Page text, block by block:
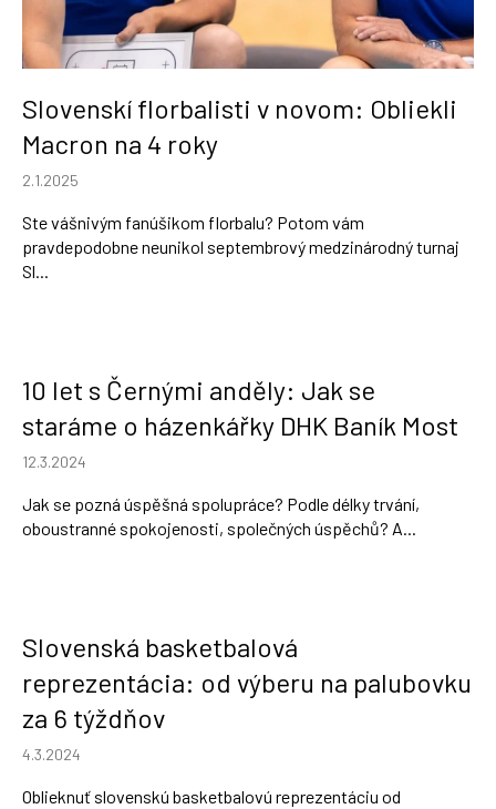
n
k
o
v
Slovenskí florbalisti v novom: Obliekli
Macron na 4 roky
2.1.2025
Ste vášnivým fanúšikom florbalu? Potom vám
pravdepodobne neunikol septembrový medzinárodný turnaj
Sl...
10 let s Černými anděly: Jak se
staráme o házenkářky DHK Baník Most
12.3.2024
Jak se pozná úspěšná spolupráce? Podle délky trvání,
oboustranné spokojenosti, společných úspěchů? A...
Slovenská basketbalová
reprezentácia: od výberu na palubovku
za 6 týždňov
4.3.2024
Oblieknuť slovenskú basketbalovú reprezentáciu od
á
j
ť
?